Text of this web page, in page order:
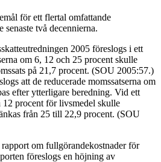
för ett flertal omfattande
senaste två decennierna.
2005 föreslogs i ett
om 6, 12 och 25 procent skulle
på 21,7 procent. (SOU 2005:57.)
att de reducerade momssatserna om
efter ytterligare beredning. Vid ett
12 procent för livsmedel skulle
från 25 till 22,9 procent. (SOU
om fullgörandekostnader för
föreslogs en höjning av